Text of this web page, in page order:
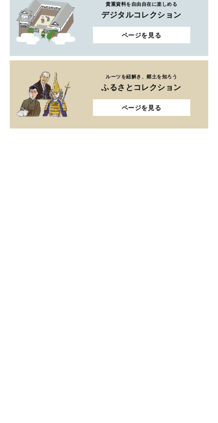
貴重資料を自由自在に楽しめる
デジタルコレクション
ページを見る
ルーツを紐解き、郷土を知ろう
ふるさとコレクション
ページを見る